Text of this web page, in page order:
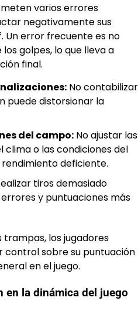
varios errores
negativamente sus
Un error frecuente es no
golpes, lo que lleva a
final.
No contabilizar
puede distorsionar la
del campo: No ajustar las
clima o las condiciones del
deficiente.
tiros demasiado
y puntuaciones más
los jugadores
control sobre su puntuación
en el juego.
en la dinámica del juego